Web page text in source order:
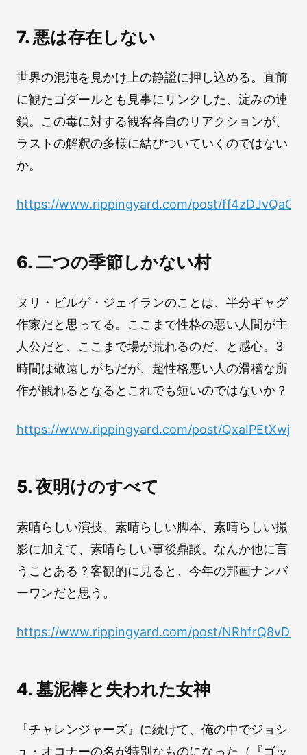
7. 悪は存在しない
世界の混沌を見かけ上の静謐に押し込める。直前
に観たゴダールとも見事にリンクした、淀みの連
鎖。この毒に対する観客各自のリアクションが、
ラストの解釈の多様に結びついていくのではない
か。
https://www.rippingyard.com/post/
6. 二つの季節しかない村
ヌリ・ビルゲ・ジェイランのことは、半分ギャグ
作家だと思ってる。ここまで性格の悪い人間が主
人公だと、ここまで場が荒れるのだ、と感心。3
時間は敬遠しがちだが、超性格悪い人の滑稽な所
作が観れるとなるとこれでも短いのではないか？
https://www.rippingyard.com/post/
5. 夜明けのすべて
素晴らしい演技、素晴らしい脚本、素晴らしい撮
影に加えて、素晴らしい事後鼎談。なんか他に言
うことある？客観的に見ると、今年の邦画ナンバ
ーワンだと思う。
https://www.rippingyard.com/post/
4. 墓泥棒と失われた女神
『チャレンジャーズ』に続けて、俺の中でジョシ
ュ・オコナーの名が特別なものになった（『ゴッ